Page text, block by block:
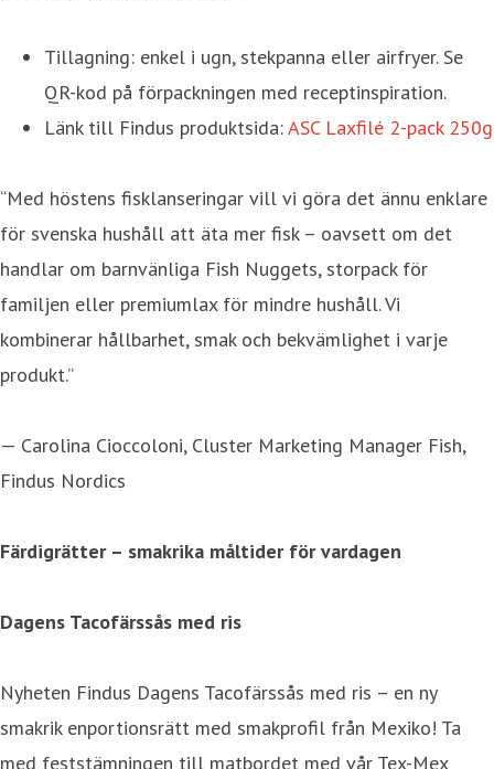
Tillagning: enkel i ugn, stekpanna eller airfryer. Se
QR-kod på förpackningen med receptinspiration.
Länk till Findus produktsida:ASC Laxfilé 2-pack 250g
“Med höstens fisklanseringar vill vi göra det ännu enklare
för svenska hushåll att äta mer fisk – oavsett om det
handlar om barnvänliga Fish Nuggets, storpack för
familjen eller premiumlax för mindre hushåll. Vi
kombinerar hållbarhet, smak och bekvämlighet i varje
produkt.”
— Carolina Cioccoloni, Cluster Marketing Manager Fish,
Findus Nordics
Färdigrätter – smakrika måltider för vardagen
Dagens Tacofärssås med ris
Nyheten Findus Dagens Tacofärssås med ris – en ny
smakrik enportionsrätt med smakprofil från Mexiko! Ta
med feststämningen till matbordet med vår Tex-Mex